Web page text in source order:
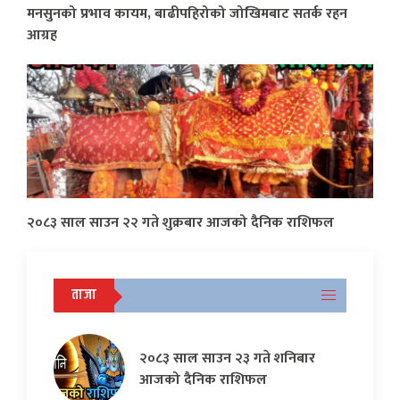
मनसुनको प्रभाव कायम, बाढीपहिरोको जोखिमबाट सतर्क रहन
आग्रह
२०८३ साल साउन २२ गते शुक्रबार आजको दैनिक राशिफल
ताजा
२०८३ साल साउन २३ गते शनिबार
आजको दैनिक राशिफल